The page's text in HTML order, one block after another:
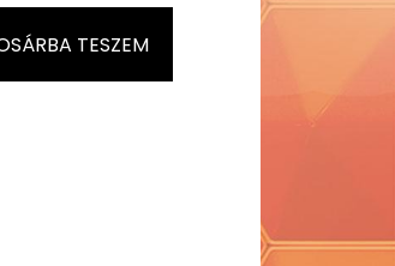
TESZEM